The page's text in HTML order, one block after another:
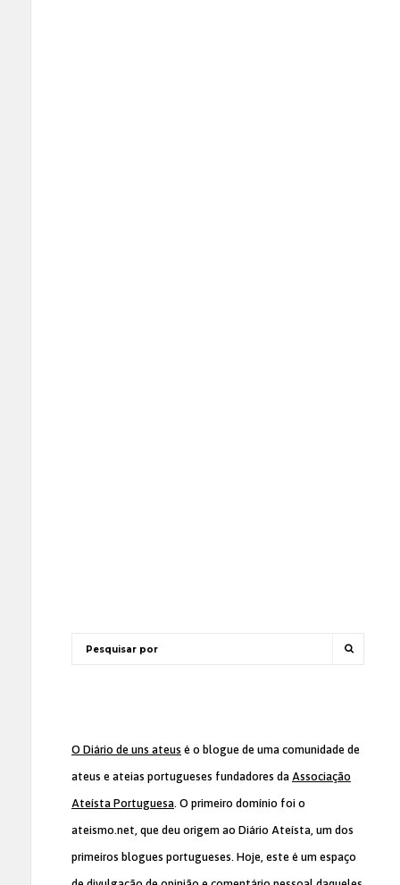
O Diário de uns ateus é o blogue de uma comunidade de
ateus e ateias portugueses fundadores da Associação
Ateísta Portuguesa. O primeiro domínio foi o
ateismo.net, que deu origem ao Diário Ateísta, um dos
primeiros blogues portugueses. Hoje, este é um espaço